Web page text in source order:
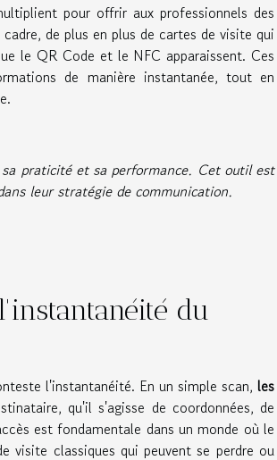
pour offrir aux professionnels des
de plus en plus de cartes de visite qui
le QR Code et le NFC apparaissent. Ces
de manière instantanée, tout en
praticité et sa performance. Cet outil est
leur stratégie de communication.
du
l'instantanéité. En un simple scan, les
qu'il s'agisse de coordonnées, de
est fondamentale dans un monde où le
visite classiques qui peuvent se perdre ou